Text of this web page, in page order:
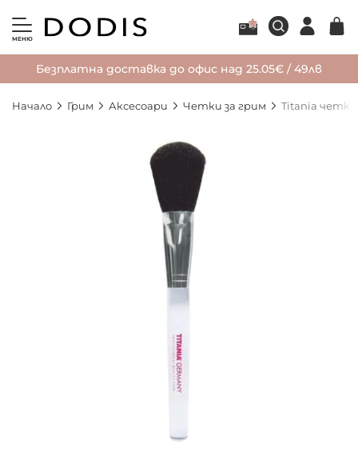
МЕНЮ
Безплатна доставка до офис над 25.05€ / 49лв
Начало Грим Аксесоари Четки за грим Titania четка